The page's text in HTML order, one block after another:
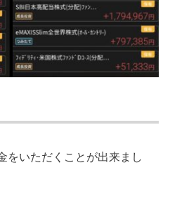
をいただくことが出来まし